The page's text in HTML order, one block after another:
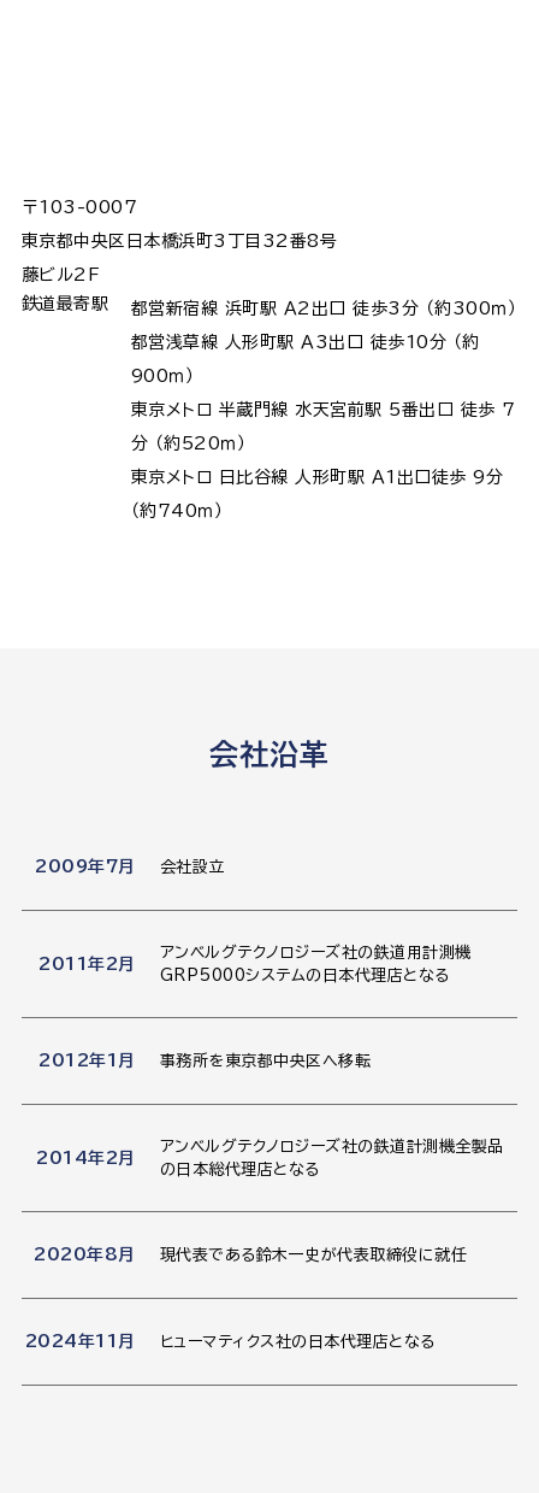
〒103-0007
東京都中央区日本橋浜町3丁目32番8号
藤ビル2F
鉄道最寄駅
都営新宿線 浜町駅 Ａ2出口 徒歩3分 （約300ｍ）
都営浅草線 人形町駅 Ａ3出口 徒歩10分 （約
900ｍ）
東京メトロ 半蔵門線 水天宮前駅 5番出口 徒歩 7
分 （約520ｍ）
東京メトロ 日比谷線 人形町駅 Ａ1出口徒歩 9分
（約740ｍ）
会社沿革
history
2009年7月 会社設立
2011年2月
アンベルグテクノロジーズ社の鉄道用計測機
GRP5000システムの日本代理店となる
2012年1月 事務所を東京都中央区へ移転
2014年2月
アンベルグテクノロジーズ社の鉄道計測機全製品
の日本総代理店となる
2020年8月 現代表である鈴木一史が代表取締役に就任
2024年11月 ヒューマティクス社の日本代理店となる